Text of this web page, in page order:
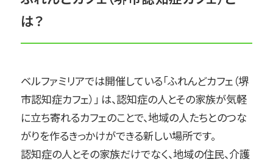
は？
ベルファミリアでは開催している「ふれんどカフェ（堺
市認知症カフェ）」 は、認知症の人とその家族が気軽
に立ち寄れるカフェのことで、地域の人たちとのつな
がりを作るきっかけができる新しい場所です。
認知症の人とその家族だけでなく、地域の住民、介護